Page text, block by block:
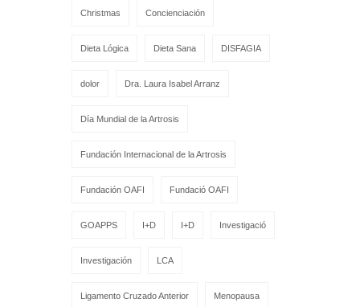
Christmas Concienciación
Dieta Lógica Dieta Sana DISFAGIA
dolor Dra. Laura Isabel Arranz
Día Mundial de la Artrosis
Fundación Internacional de la Artrosis
Fundación OAFI Fundació OAFI
GOAPPS I+D I+D Investigació
Investigación LCA
Ligamento Cruzado Anterior Menopausa